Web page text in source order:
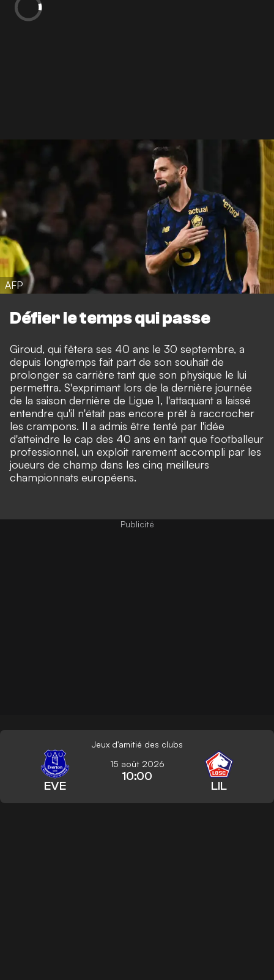
AFP
Défier le temps qui passe
Giroud, qui fêtera ses 40 ans le 30 septembre, a
depuis longtemps fait part de son souhait de
prolonger sa carrière tant que son physique le lui
permettra. S'exprimant lors de la dernière journée
de la saison dernière de Ligue 1, l'attaquant a laissé
entendre qu'il n'était pas encore prêt à raccrocher
les crampons. Il a admis être tenté par l'idée
d'atteindre le cap des 40 ans en tant que footballeur
professionnel, un exploit rarement accompli par les
joueurs de champ dans les cinq meilleurs
championnats européens.
Jeux d'amitié des clubs
EVE
15 août 2026
10:00
LIL